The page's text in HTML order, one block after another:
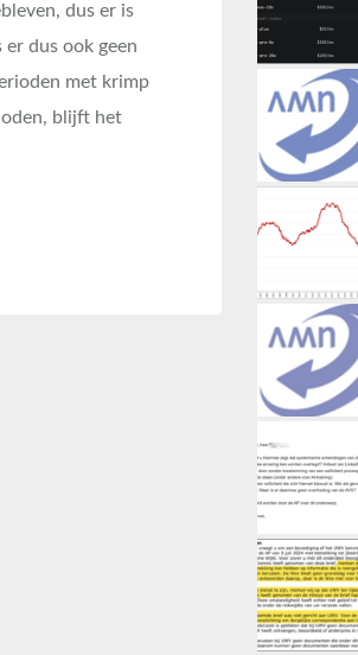
dus er is
dus ook geen
met krimp
blijft het